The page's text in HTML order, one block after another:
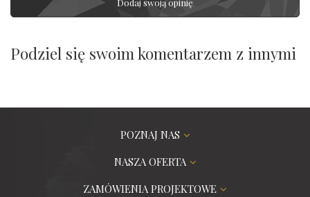
Dodaj swoją opinię
Podziel się swoim komentarzem z innymi
POZNAJ NAS
NASZA OFERTA
ZAMÓWIENIA PROJEKTOWE